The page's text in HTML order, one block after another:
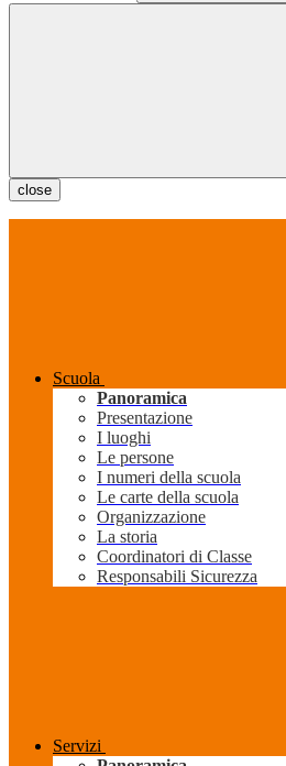
close
Scuola
Panoramica
Presentazione
I luoghi
Le persone
I numeri della scuola
Le carte della scuola
Organizzazione
La storia
Coordinatori di Classe
Responsabili Sicurezza
Servizi